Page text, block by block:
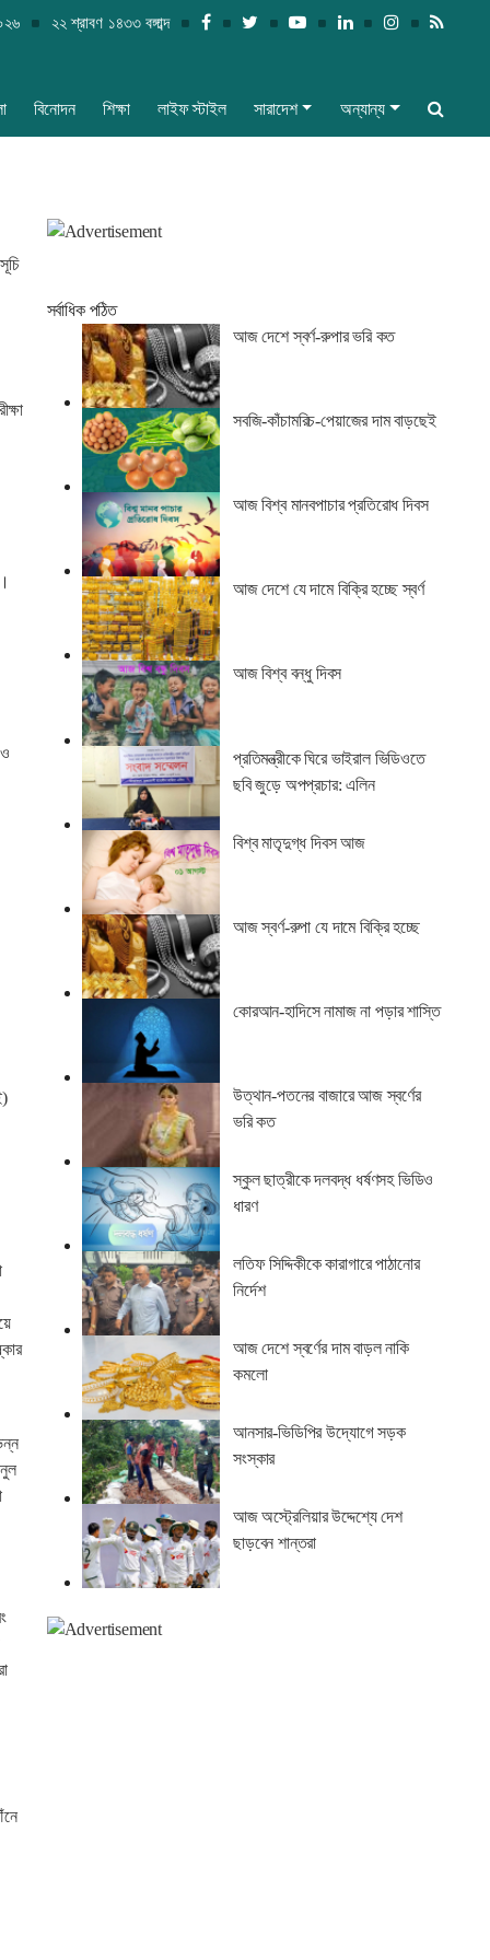
২২ শ্রাবণ ১৪৩৩ বঙ্গাব্দ
বিনোদন শিক্ষা লাইফ স্টাইল সারাদেশ অন্যান্য
সর্বাধিক পঠিত
আজ দেশে স্বর্ণ-রুপার ভরি কত
সবজি-কাঁচামরিচ-পেয়াজের দাম বাড়ছেই
আজ বিশ্ব মানবপাচার প্রতিরোধ দিবস
আজ দেশে যে দামে বিক্রি হচ্ছে স্বর্ণ
আজ বিশ্ব বন্ধু দিবস
প্রতিমন্ত্রীকে ঘিরে ভাইরাল ভিডিওতে
ছবি জুড়ে অপপ্রচার: এলিন
বিশ্ব মাতৃদুগ্ধ দিবস আজ
আজ স্বর্ণ-রুপা যে দামে বিক্রি হচ্ছে
কোরআন-হাদিসে নামাজ না পড়ার শাস্তি
উত্থান-পতনের বাজারে আজ স্বর্ণের
ভরি কত
স্কুল ছাত্রীকে দলবদ্ধ ধর্ষণসহ ভিডিও
ধারণ
লতিফ সিদ্দিকীকে কারাগারে পাঠানোর
নির্দেশ
আজ দেশে স্বর্ণের দাম বাড়ল নাকি
কমলো
আনসার-ভিডিপির উদ্যোগে সড়ক
সংস্কার
আজ অস্ট্রেলিয়ার উদ্দেশ্যে দেশ
ছাড়বেন শান্তরা